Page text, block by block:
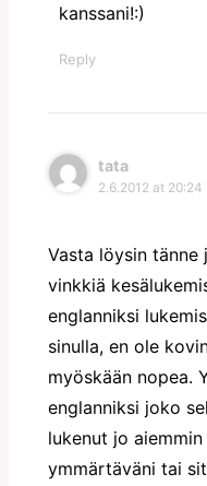
kanssani!:)
Reply
tata
2.6.2012 at 20:24
Vasta löysin
vinkkiä
englanniksi
sinulla, en ole
myöskään nopea.
englanniksi joko
lukenut jo
ymmärtäväni tai